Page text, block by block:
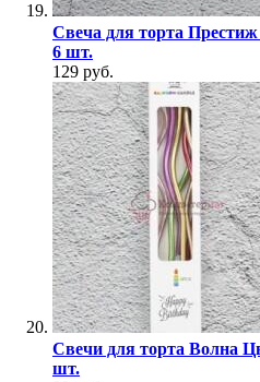
Свеча для торта
6 шт.
129 руб.
Свечи для торта Волна
шт.